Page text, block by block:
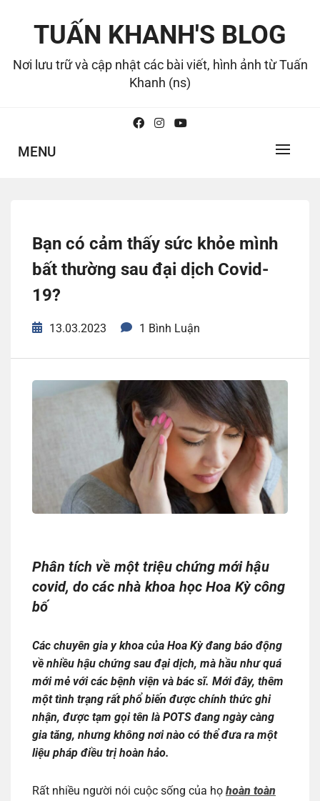
TUẤN KHANH'S BLOG
Nơi lưu trữ và cập nhật các bài viết, hình ảnh từ Tuấn
Khanh (ns)
MENU
Bạn có cảm thấy sức khỏe mình
bất thường sau đại dịch Covid-
19?
13.03.2023 1 Bình Luận
Phân tích về một triệu chứng mới hậu
covid, do các nhà khoa học Hoa Kỳ công
bố
Các chuyên gia y khoa của Hoa Kỳ đang báo động
về nhiều hậu chứng sau đại dịch, mà hầu như quá
mới mẻ với các bệnh viện và bác sĩ. Mới đây, thêm
một tình trạng rất phổ biến được chính thức ghi
nhận, được tạm gọi tên là POTS đang ngày càng
gia tăng, nhưng không nơi nào có thể đưa ra một
liệu pháp điều trị hoàn hảo.
Rất nhiều người nói cuộc sống của họ hoàn toàn